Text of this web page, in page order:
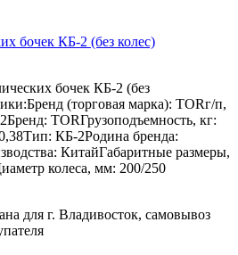
бочек КБ-2 (без колес)
бочек КБ-2 (без
(торговая марка): TORг/п,
TORГрузоподъемность, кг:
КБ-2Родина бренда:
КитайГабаритные размеры,
колеса, мм: 200/250
для г. Владивосток, самовывоз